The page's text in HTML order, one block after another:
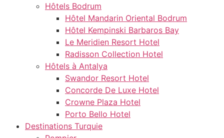
Hôtels Bodrum
Hôtel Mandarin Oriental Bodrum
Hôtel Kempinski Barbaros Bay
Le Meridien Resort Hotel
Radisson Collection Hotel
Hôtels à Antalya
Swandor Resort Hotel
Concorde De Luxe Hotel
Crowne Plaza Hotel
Porto Bello Hotel
Destinations Turquie